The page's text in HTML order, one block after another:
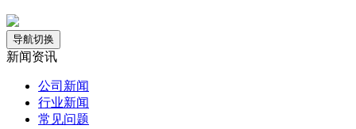
导航切换
新闻资讯
公司新闻
行业新闻
常见问题